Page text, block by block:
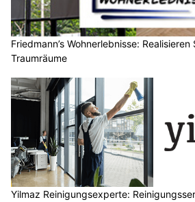
Friedmann’s Wohnerlebnisse:
Traumräume
Yilmaz Reinigungsexperte: